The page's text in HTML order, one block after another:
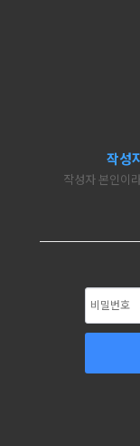
작성
작성자 본인이